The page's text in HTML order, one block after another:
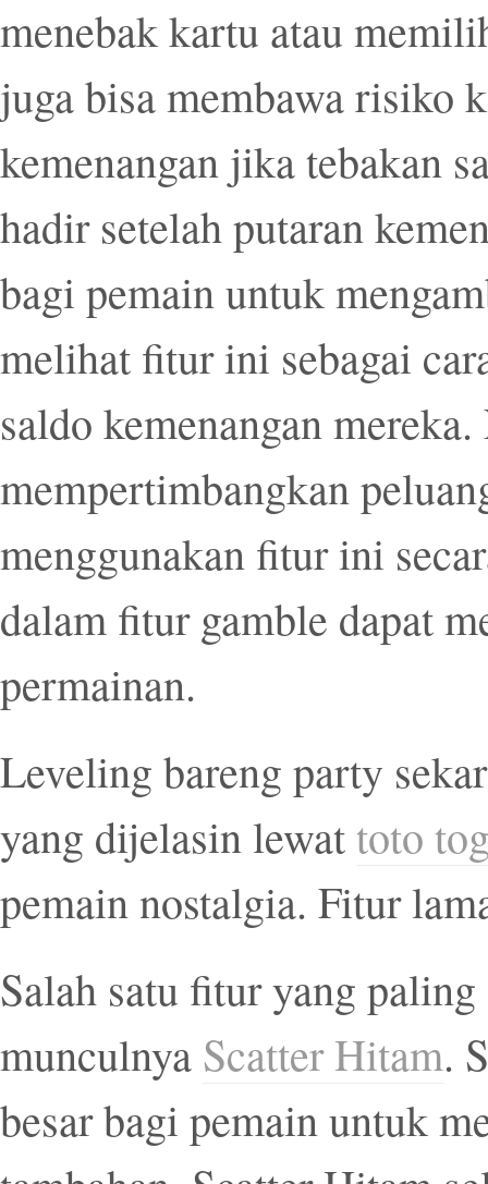
menebak kartu atau
juga bisa membawa risiko
kemenangan jika tebakan
hadir setelah putaran
bagi pemain untuk
melihat fitur ini sebagai
saldo kemenangan
mempertimbangkan
menggunakan fitur ini
dalam fitur gamble dapat
permainan.
Leveling bareng party
yang dijelasin lewat toto
pemain nostalgia. Fitur
Salah satu fitur yang
munculnya Scatter Hitam.
besar bagi pemain untuk